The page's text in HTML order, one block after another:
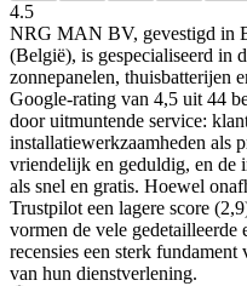
4.5
NRG MAN BV, gevestigd in
(België), is gespecialiseerd in
zonnepanelen, thuisbatterijen
Google-rating van 4,5 uit 44
door uitmuntende service:
installatiewerkzaamheden als
vriendelijk en geduldig, en de
als snel en gratis. Hoewel
Trustpilot een lagere score
vormen de vele gedetailleerde
recensies een sterk
van hun dienstverlening.